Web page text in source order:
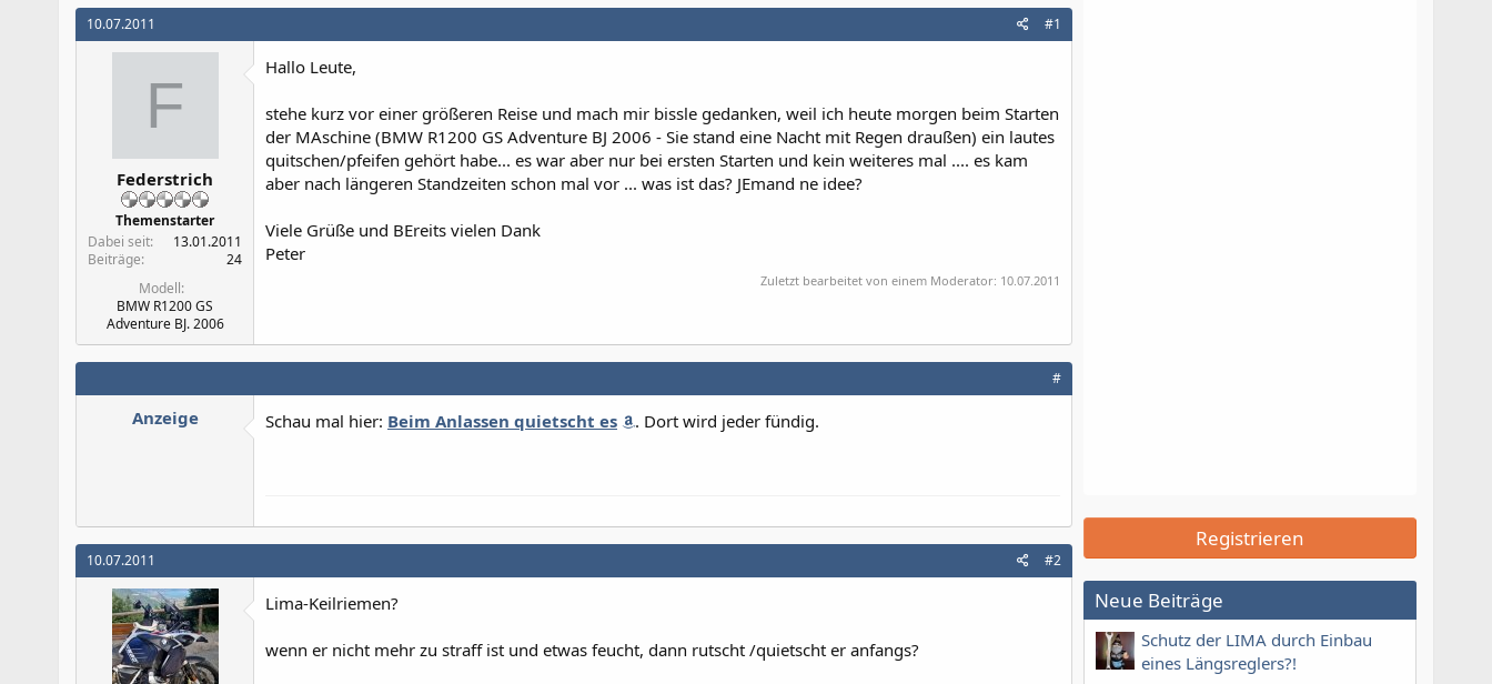
10.07.2011 #1
F
Federstrich
Themenstarter
Dabei seit
13.01.2011
Beiträge
24
Modell
BMW R1200 GS
Adventure BJ. 2006
Hallo Leute,
stehe kurz vor einer größeren Reise und mach mir bissle gedanken, weil ich heute morgen beim Starten
der MAschine (BMW R1200 GS Adventure BJ 2006 - Sie stand eine Nacht mit Regen draußen) ein lautes
quitschen/pfeifen gehört habe... es war aber nur bei ersten Starten und kein weiteres mal .... es kam
aber nach längeren Standzeiten schon mal vor ... was ist das? JEmand ne idee?
Viele Grüße und BEreits vielen Dank
Peter
Zuletzt bearbeitet von einem Moderator: 10.07.2011
#
Anzeige Schau mal hier: Beim Anlassen quietscht es . Dort wird jeder fündig.
10.07.2011 #2
Lima-Keilriemen?
wenn er nicht mehr zu straff ist und etwas feucht, dann rutscht /quietscht er anfangs?
Registrieren
Neue Beiträge
Schutz der LIMA durch Einbau
eines Längsreglers?!